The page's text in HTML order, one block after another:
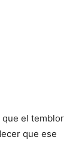
que el temblor
que ese